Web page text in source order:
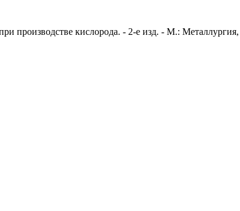
производстве кислорода. - 2-е изд. - М.: